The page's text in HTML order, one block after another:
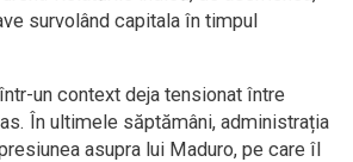
survolând capitala în timpul
un context deja tensionat între
În ultimele săptămâni, administrația
asupra lui Maduro, pe care îl